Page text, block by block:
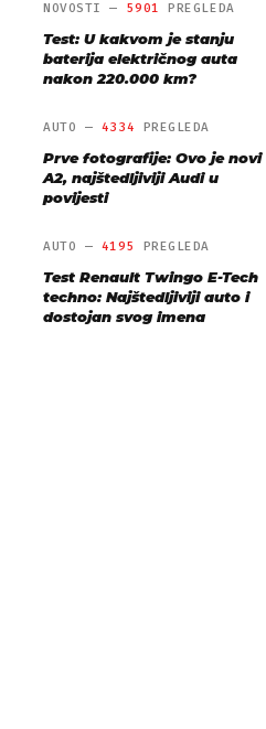
NOVOSTI — 5901 PREGLEDA
Test: U kakvom je stanju
baterija električnog auta
nakon 220.000 km?
AUTO — 4334 PREGLEDA
Prve fotografije: Ovo je novi
A2, najštedljiviji Audi u
povijesti
AUTO — 4195 PREGLEDA
Test Renault Twingo E-Tech
techno: Najštedljiviji auto i
dostojan svog imena